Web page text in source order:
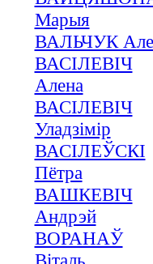
Марыя
ВАЛЬЧУК
ВАСІЛЕВІЧ
Алена
ВАСІЛЕВІЧ
Уладзімір
ВАСІЛЕЎСКІ
Пётра
ВАШКЕВІЧ
Андрэй
ВОРАНАЎ